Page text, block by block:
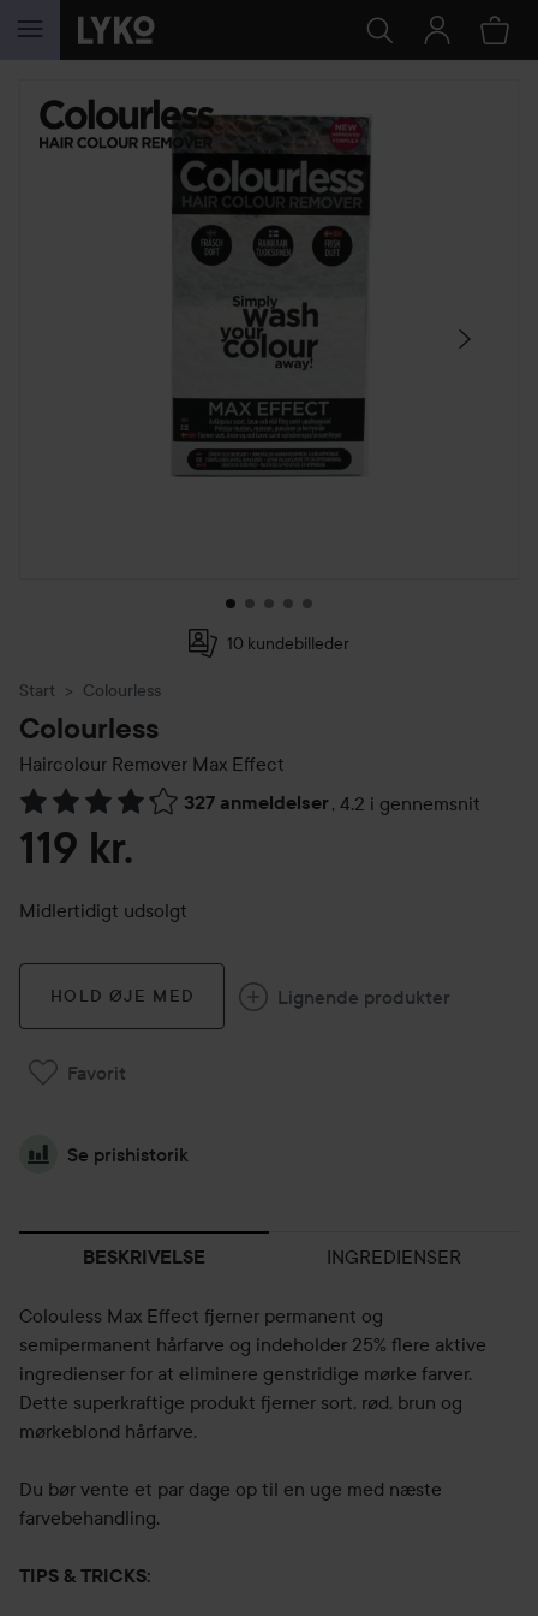
GÅ TIL INDHOLD
SPRING OVER SEKTIONEN
10 kundebilleder
Start Colourless
Colourless
Haircolour Remover Max Effect
327 anmeldelser, 4.2 i gennemsnit
Gå til Anmeldelser & kommentarer
119 kr.
Midlertidigt udsolgt
HOLD ØJE MED Lignende produkter
Favorit
Se prishistorik
BESKRIVELSE INGREDIENSER
Colouless Max Effect fjerner permanent og
semipermanent hårfarve og indeholder 25% flere aktive
ingredienser for at eliminere genstridige mørke farver.
Dette superkraftige produkt fjerner sort, rød, brun og
mørkeblond hårfarve.
Du bør vente et par dage op til en uge med næste
farvebehandling.
TIPS & TRICKS: